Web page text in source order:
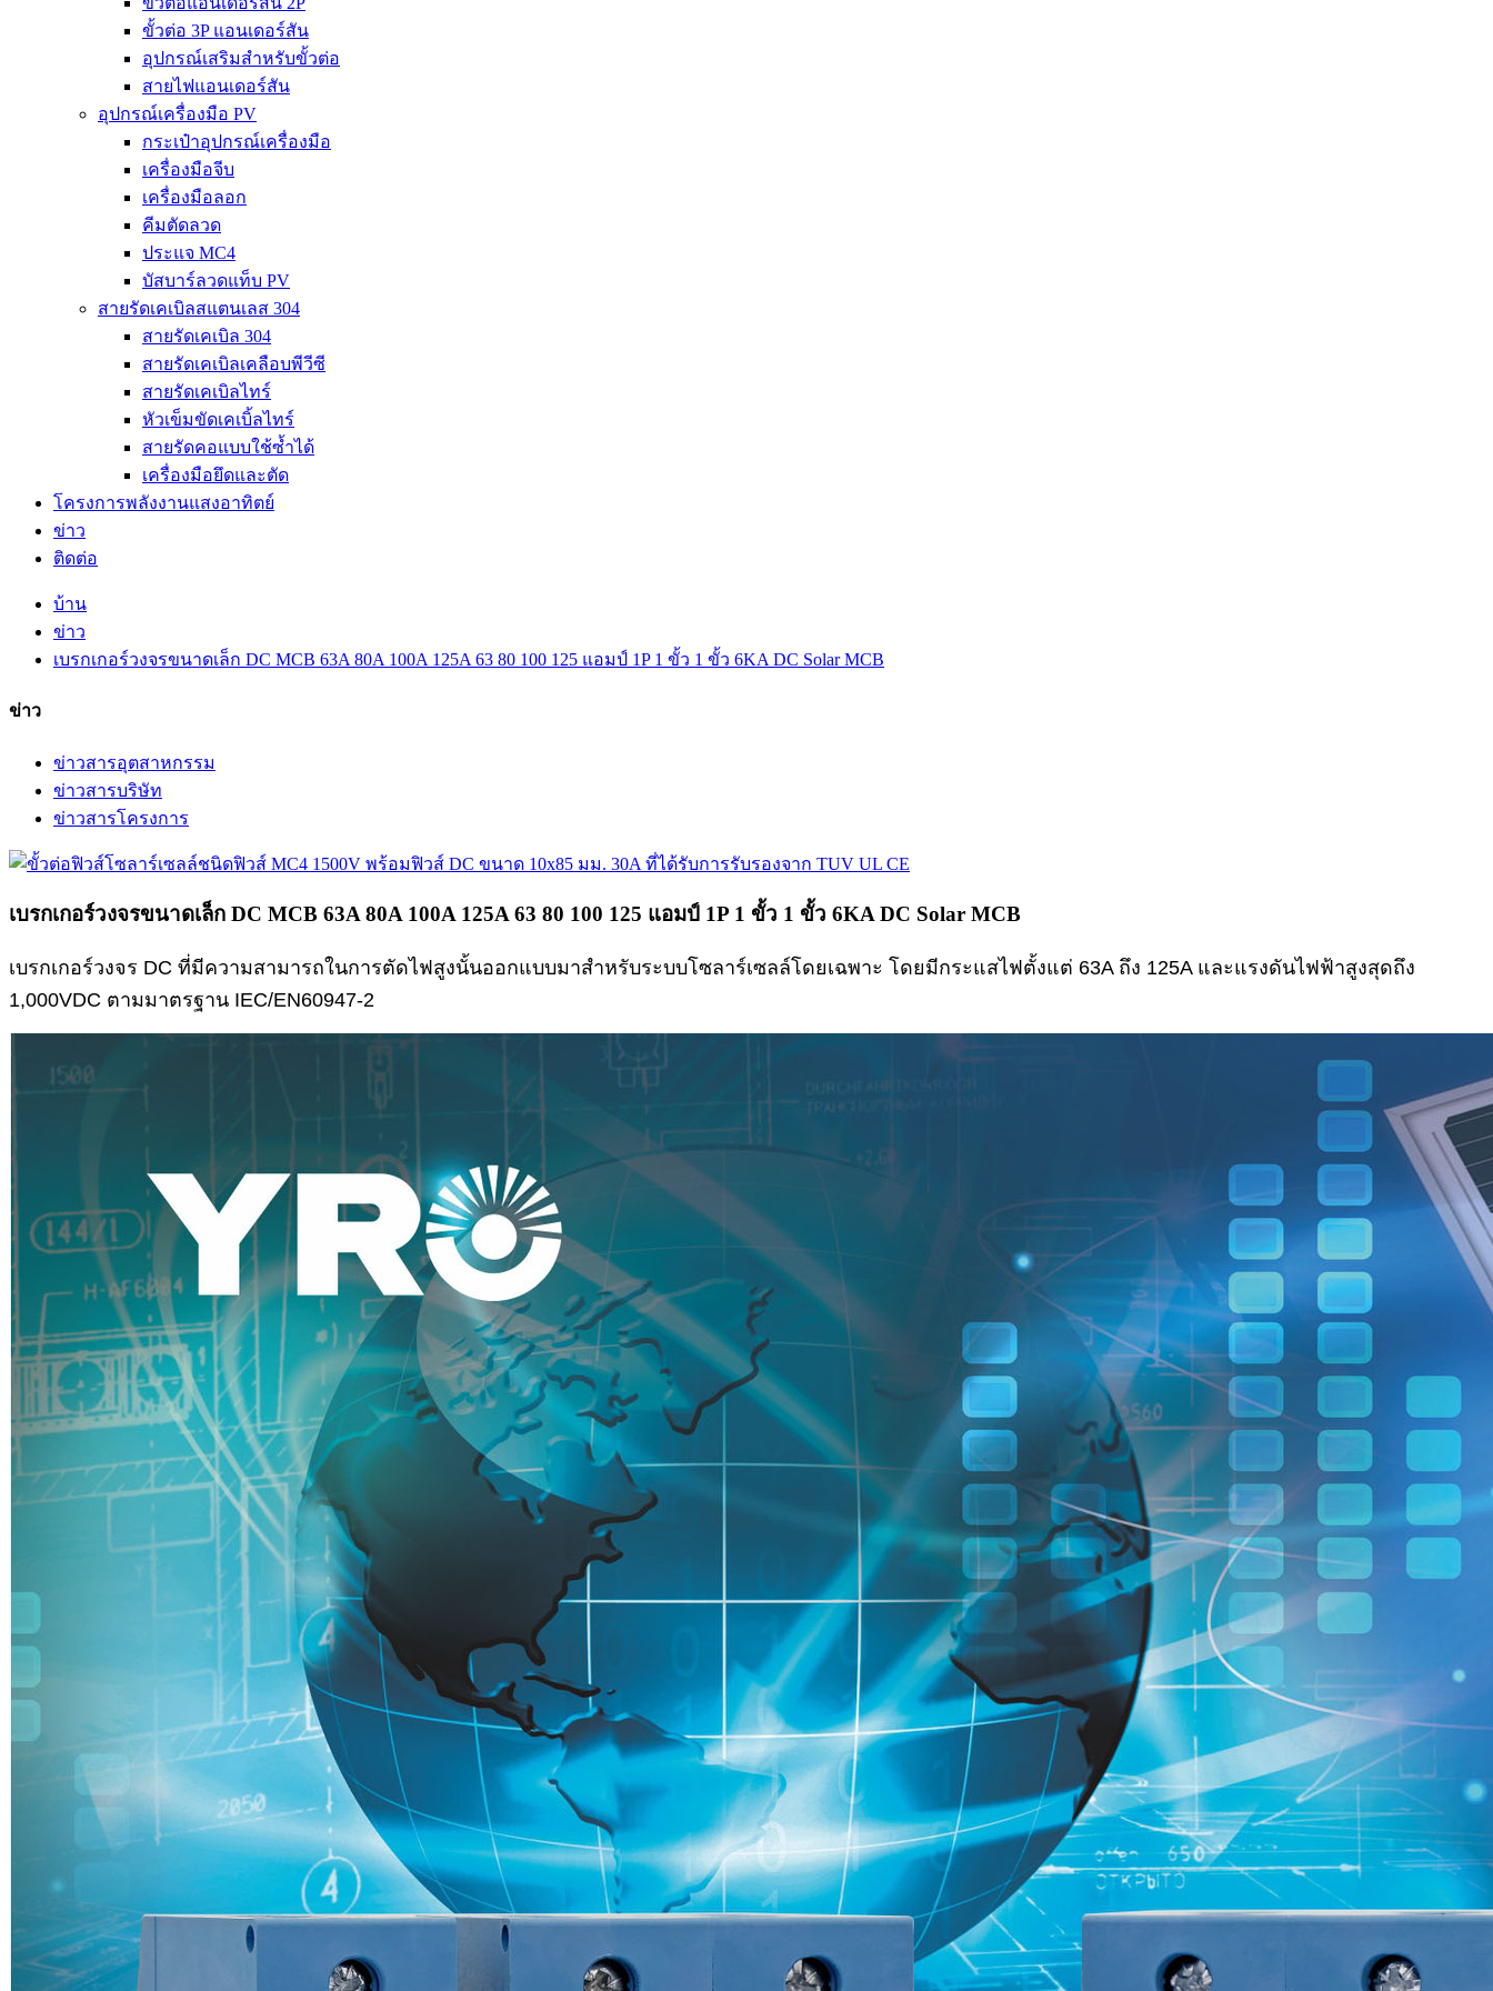
ขั้วต่อ 3P แอนเดอร์สัน
อุปกรณ์เสริมสำหรับขั้วต่อ
สายไฟแอนเดอร์สัน
อุปกรณ์เครื่องมือ PV
กระเป๋าอุปกรณ์เครื่องมือ
เครื่องมือจีบ
เครื่องมือลอก
คีมตัดลวด
ประแจ MC4
บัสบาร์ลวดแท็บ PV
สายรัดเคเบิลสแตนเลส 304
สายรัดเคเบิล 304
สายรัดเคเบิลเคลือบพีวีซี
สายรัดเคเบิลไทร์
หัวเข็มขัดเคเบิ้ลไทร์
สายรัดคอแบบใช้ซ้ำได้
เครื่องมือยึดและตัด
โครงการพลังงานแสงอาทิตย์
ข่าว
ติดต่อ
บ้าน
ข่าว
เบรกเกอร์วงจรขนาดเล็ก DC MCB 63A 80A 100A 125A 63 80 100 125 แอมป์ 1P 1 ขั้ว 1 ขั้ว 6KA DC Solar MCB
ข่าว
ข่าวสารอุตสาหกรรม
ข่าวสารบริษัท
ข่าวสารโครงการ
เบรกเกอร์วงจรขนาดเล็ก DC MCB 63A 80A 100A 125A 63 80 100 125 แอมป์ 1P 1 ขั้ว 1 ขั้ว 6KA DC Solar MCB
เบรกเกอร์วงจร DC ที่มีความสามารถในการตัดไฟสูงนั้นออกแบบมาสำหรับระบบโซลาร์เซลล์โดยเฉพาะ โดยมีกระแสไฟตั้งแต่ 63A ถึง 125A และแรงดันไฟฟ้าสูงสุดถึง
1,000VDC ตามมาตรฐาน IEC/EN60947-2